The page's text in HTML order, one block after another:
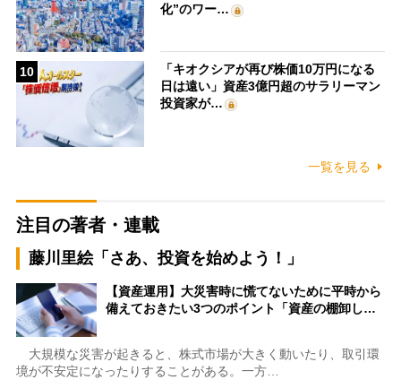
化”のワー…
10
「キオクシアが再び株価10万円になる
日は遠い」資産3億円超のサラリーマン
投資家が…
一覧を見る
注目の著者・連載
藤川里絵「さあ、投資を始めよう！」
【資産運用】大災害時に慌てないために平時から
備えておきたい3つのポイント「資産の棚卸し…
大規模な災害が起きると、株式市場が大きく動いたり、取引環
境が不安定になったりすることがある。一方…